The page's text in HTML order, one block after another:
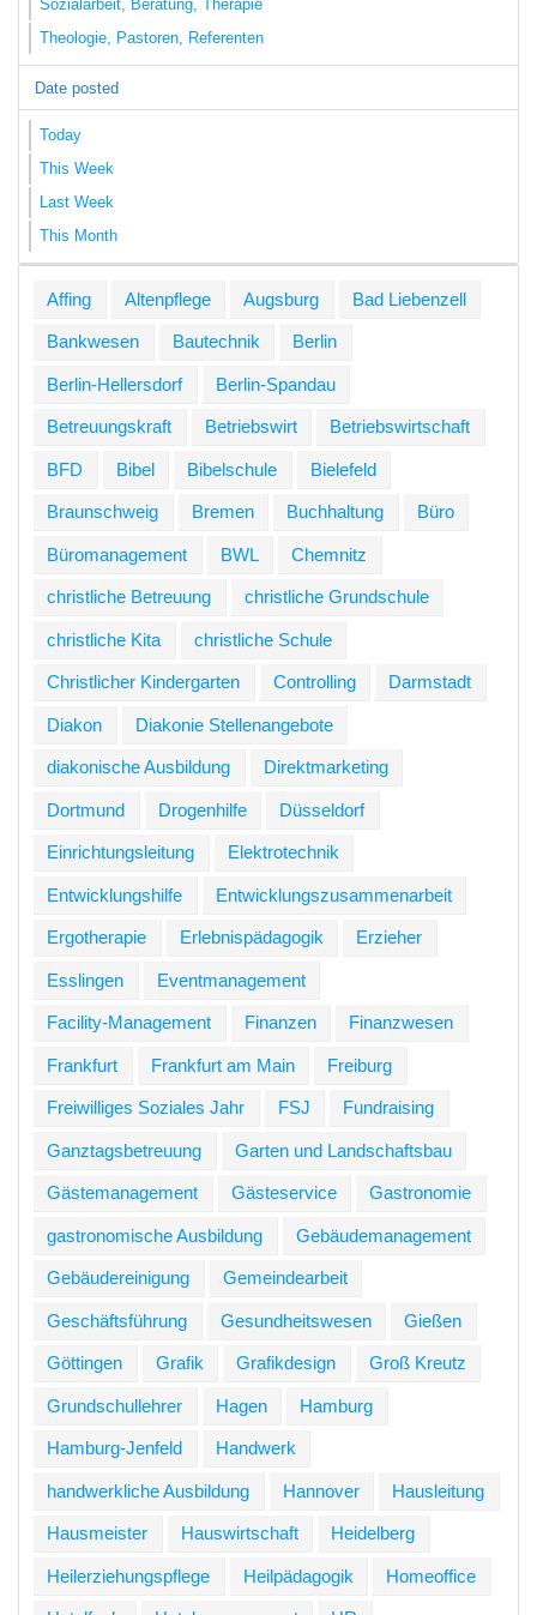
Sozialarbeit, Beratung, Therapie
Theologie, Pastoren, Referenten
Date posted
Today
This Week
Last Week
This Month
Affing Altenpflege Augsburg Bad Liebenzell
Bankwesen Bautechnik Berlin
Berlin-Hellersdorf Berlin-Spandau
Betreuungskraft Betriebswirt Betriebswirtschaft
BFD Bibel Bibelschule Bielefeld
Braunschweig Bremen Buchhaltung Büro
Büromanagement BWL Chemnitz
christliche Betreuung christliche Grundschule
christliche Kita christliche Schule
Christlicher Kindergarten Controlling Darmstadt
Diakon Diakonie Stellenangebote
diakonische Ausbildung Direktmarketing
Dortmund Drogenhilfe Düsseldorf
Einrichtungsleitung Elektrotechnik
Entwicklungshilfe Entwicklungszusammenarbeit
Ergotherapie Erlebnispädagogik Erzieher
Esslingen Eventmanagement
Facility-Management Finanzen Finanzwesen
Frankfurt Frankfurt am Main Freiburg
Freiwilliges Soziales Jahr FSJ Fundraising
Ganztagsbetreuung Garten und Landschaftsbau
Gästemanagement Gästeservice Gastronomie
gastronomische Ausbildung Gebäudemanagement
Gebäudereinigung Gemeindearbeit
Geschäftsführung Gesundheitswesen Gießen
Göttingen Grafik Grafikdesign Groß Kreutz
Grundschullehrer Hagen Hamburg
Hamburg-Jenfeld Handwerk
handwerkliche Ausbildung Hannover Hausleitung
Hausmeister Hauswirtschaft Heidelberg
Heilerziehungspflege Heilpädagogik Homeoffice